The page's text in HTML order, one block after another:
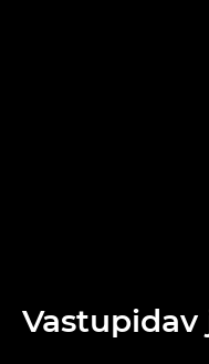
Vastupidav